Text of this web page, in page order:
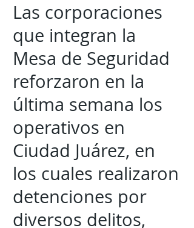
Las corporaciones
que integran la
Mesa de Seguridad
reforzaron en la
última semana los
operativos en
Ciudad Juárez, en
los cuales realizaron
detenciones por
diversos delitos,